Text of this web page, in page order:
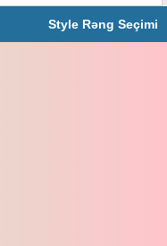
Style Rəng Seçimi